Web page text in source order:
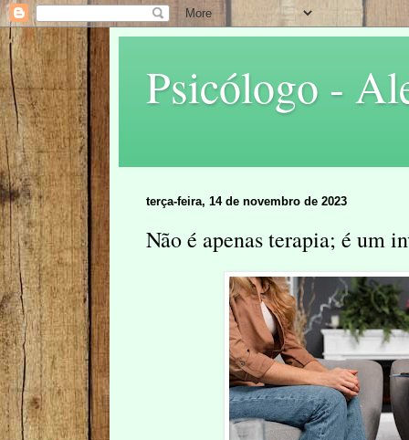
Psicólogo -
terça-feira, 14 de novembro de 2023
Não é apenas terapia; é um